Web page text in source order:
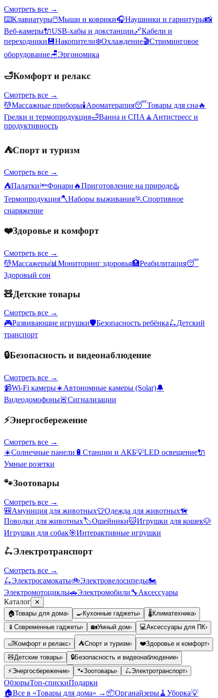
Смотреть все →
⌨️Клавиатуры🖱️Мыши и коврики🎧Наушники и гарнитуры📸
Веб-камеры🔌USB-хабы и докстанции🔗Кабели и
переходники 💾Накопители❄️Охлаждение🎬Стриминговое
оборудование🪑Эргономика
🛁Комфорт и релакс
Смотреть все →
💆Массажные приборы🕯️Ароматерапия😴Товары для сна 🔥
Грелки и термопродукция🛁Ванна и СПА 🧘 Антистресс и
продуктивность
⛺Спорт и туризм
Смотреть все →
⛺Палатки🔦Фонари 🔥Приготовление на природе♨️
Термопродукция🪓Наборы выживания🏃Спортивное
снаряжение
❤️Здоровье и комфорт
Смотреть все →
💆Массажеры📊 Мониторинг здоровья🏥Реабилитация😴
Здоровый сон
🧸Детские товары
Смотреть все →
🎮Развивающие игрушки🛡️Безопасность ребёнка🛴Детский
транспорт
🔒Безопасность и видеонаблюдение
Смотреть все →
📹Wi-Fi камеры☀️Автономные камеры (Solar)🔔
Видеодомофоны🚨Сигнализации
⚡Энергосбережение
Смотреть все →
☀️Солнечные панели 🔋 Станции и АКБ💡LED освещение🔌
Умные розетки
🐾Зоотовары
Смотреть все →
🎒Амуниция для животных👕Одежда для животных🦮
Поводки для животных🏷️Ошейники🐱Игрушки для кошек🐶
Игрушки для собак🎯Интерактивные игрушки
🛴Электротранспорт
Смотреть все →
🛴Электросамокаты🚲Электровелосипеды🏍️
Электромотоциклы🚗Электромобили🔧Аксессуары
Каталог ✕
🏠Товары для дома› 🍳Кухонные гаджеты› 🌡️Климатехника›
📱 Современные гаджеты› 🏡Умный дом› 💻Аксессуары для ПК›
🛁Комфорт и релакс› ⛺Спорт и туризм› ❤️Здоровье и комфорт›
🧸Детские товары› 🔒Безопасность и видеонаблюдение›
⚡Энергосбережение› 🐾Зоотовары› 🛴Электротранспорт›
ОбзорыТоп-спискиПодарки
🏠Все в «Товары для дома» → 📦Органайзеры🧹 Уборка💡